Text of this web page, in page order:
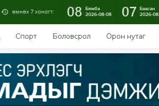
өмнөх 7 хоногт: 08 Бямба
2026-08-08
07 Баасан
2026-
Спорт Боловсрол Орон нутаг